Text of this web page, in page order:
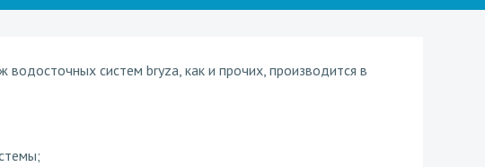
систем bryza, как и прочих, производится в